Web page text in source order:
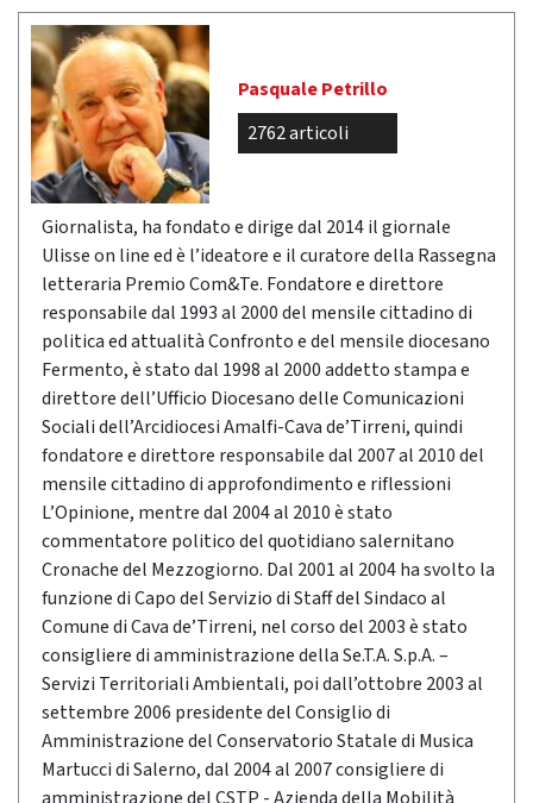
Pasquale Petrillo
2762 articoli
Giornalista, ha fondato e dirige dal 2014 il giornale
Ulisse on line ed è l’ideatore e il curatore della Rassegna
letteraria Premio Com&Te. Fondatore e direttore
responsabile dal 1993 al 2000 del mensile cittadino di
politica ed attualità Confronto e del mensile diocesano
Fermento, è stato dal 1998 al 2000 addetto stampa e
direttore dell’Ufficio Diocesano delle Comunicazioni
Sociali dell’Arcidiocesi Amalfi-Cava de’Tirreni, quindi
fondatore e direttore responsabile dal 2007 al 2010 del
mensile cittadino di approfondimento e riflessioni
L’Opinione, mentre dal 2004 al 2010 è stato
commentatore politico del quotidiano salernitano
Cronache del Mezzogiorno. Dal 2001 al 2004 ha svolto la
funzione di Capo del Servizio di Staff del Sindaco al
Comune di Cava de’Tirreni, nel corso del 2003 è stato
consigliere di amministrazione della Se.T.A. S.p.A. –
Servizi Territoriali Ambientali, poi dall’ottobre 2003 al
settembre 2006 presidente del Consiglio di
Amministrazione del Conservatorio Statale di Musica
Martucci di Salerno, dal 2004 al 2007 consigliere di